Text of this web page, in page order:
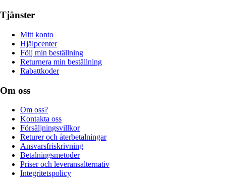
Tjänster
Mitt konto
Hjälpcenter
Följ min beställning
Returnera min beställning
Rabattkoder
Om oss
Om oss?
Kontakta oss
Försäljningsvillkor
Returer och återbetalningar
Ansvarsfriskrivning
Betalningsmetoder
Priser och leveransalternativ
Integritetspolicy